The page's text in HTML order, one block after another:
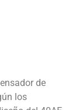
de
los